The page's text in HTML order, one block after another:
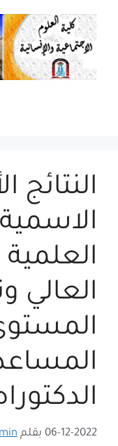
المحتوى
النتائج
العالي
06-12-2022 بقلم